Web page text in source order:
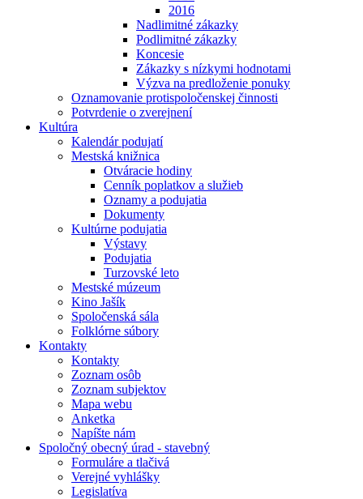
2016
Nadlimitné zákazky
Podlimitné zákazky
Koncesie
Zákazky s nízkymi hodnotami
Výzva na predloženie ponuky
Oznamovanie protispoločenskej činnosti
Potvrdenie o zverejnení
Kultúra
Kalendár podujatí
Mestská knižnica
Otváracie hodiny
Cenník poplatkov a služieb
Oznamy a podujatia
Dokumenty
Kultúrne podujatia
Výstavy
Podujatia
Turzovské leto
Mestské múzeum
Kino Jašík
Spoločenská sála
Folklórne súbory
Kontakty
Kontakty
Zoznam osôb
Zoznam subjektov
Mapa webu
Anketka
Napíšte nám
Spoločný obecný úrad - stavebný
Formuláre a tlačivá
Verejné vyhlášky
Legislatíva